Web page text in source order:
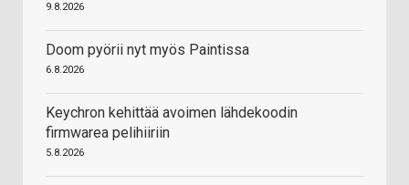
9.8.2026
Doom pyörii nyt myös Paintissa
6.8.2026
Keychron kehittää avoimen lähdekoodin
firmwarea pelihiiriin
5.8.2026